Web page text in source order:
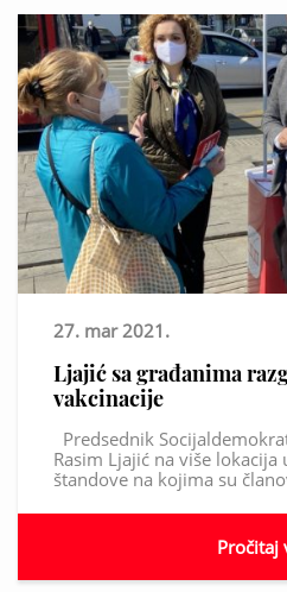
27. mar 2021.
Ljajić sa građanima
vakcinacije
Predsednik
Rasim Ljajić na više
štandove na kojima su
Pročitaj